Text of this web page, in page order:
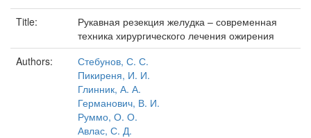
Title:
Рукавная резекция желудка – современная
техника хирургического лечения ожирения
Authors:
Стебунов, С. С.
Пикиреня, И. И.
Глинник, А. А.
Германович, В. И.
Руммо, О. О.
Авлас, С. Д.